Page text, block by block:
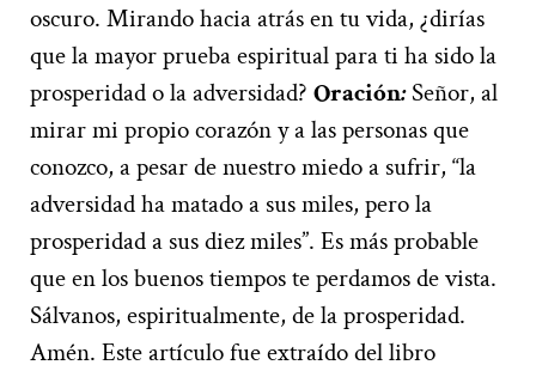
oscuro. Mirando hacia atrás en tu vida, ¿dirías
que la mayor prueba espiritual para ti ha sido la
prosperidad o la adversidad? Oración:Señor, al
mirar mi propio corazón y a las personas que
conozco, a pesar de nuestro miedo a sufrir, “la
adversidad ha matado a sus miles, pero la
prosperidad a sus diez miles”. Es más probable
que en los buenos tiempos te perdamos de vista.
Sálvanos, espiritualmente, de la prosperidad.
Amén. Este artículo fue extraído del libro